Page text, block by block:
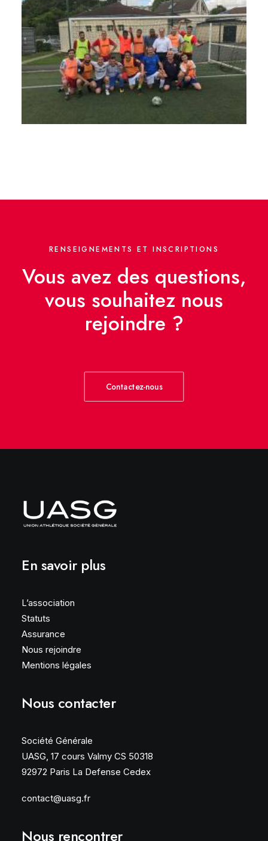
RENSEIGNEMENTS ET INSCRIPTIONS
Vous avez des questions,
vous souhaitez nous
rejoindre ?
Contactez-nous
En savoir plus
L’association
Statuts
Assurance
Nous rejoindre
Mentions légales
Nous contacter
Société Générale
UASG, 17 cours Valmy CS 50318
92972 Paris La Defense Cedex
contact@uasg.fr
Nous rencontrer